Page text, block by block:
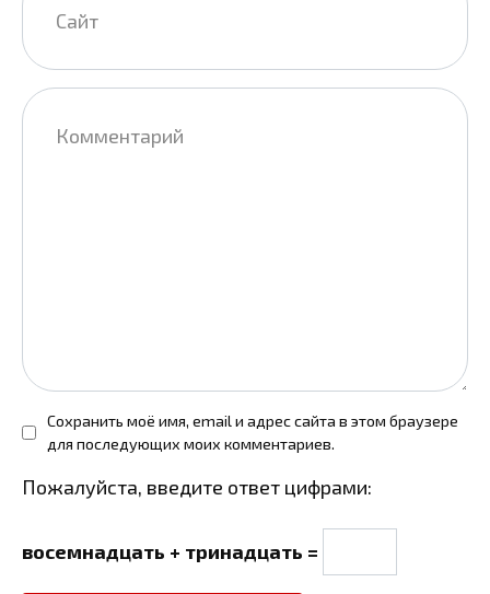
Комментарий
Сохранить моё имя, email и адрес сайта в этом браузере
для последующих моих комментариев.
Пожалуйста, введите ответ цифрами:
восемнадцать + тринадцать =